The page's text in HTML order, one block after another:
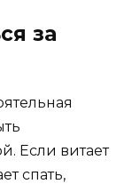
за
Если витает
спать,